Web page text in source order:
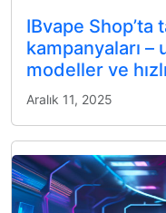
IBvape
kampanyaları
modeller ve
Aralık 11, 2025